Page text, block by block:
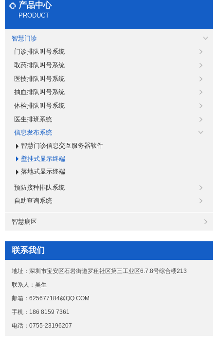
产品中心
PRODUCT
智慧门诊
门诊排队叫号系统
取药排队叫号系统
医技排队叫号系统
抽血排队叫号系统
体检排队叫号系统
医生排班系统
信息发布系统
智慧门诊信息交互服务器软件
壁挂式显示终端
落地式显示终端
预防接种排队系统
自助查询系统
智慧病区
联系我们
地址：深圳市宝安区石岩街道罗租社区第三工业区6.7.8号综合楼213
联系人：吴生
邮箱：625677184@QQ.COM
手机：186 8159 7361
电话：0755-23196207